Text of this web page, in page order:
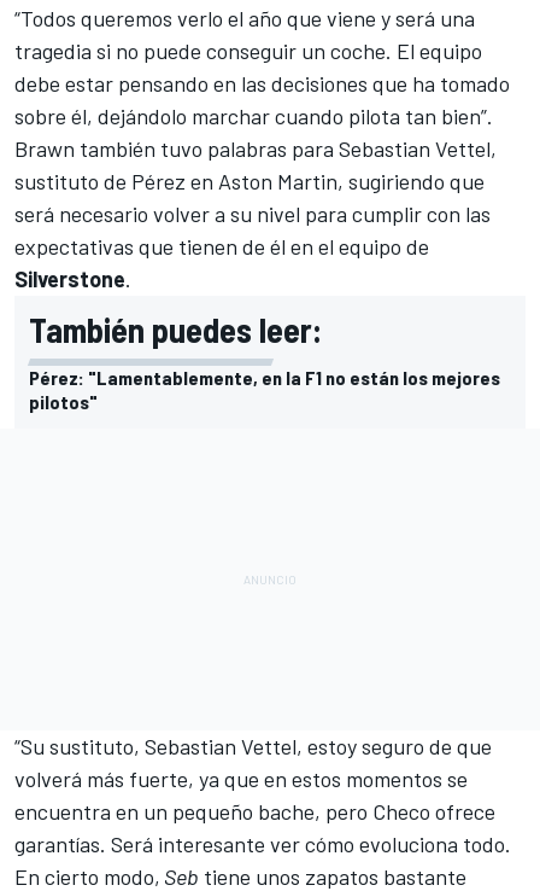
“Todos queremos verlo el año que viene y será una
tragedia si no puede conseguir un coche. El equipo
debe estar pensando en las decisiones que ha tomado
sobre él, dejándolo marchar cuando pilota tan bien”.
Brawn también tuvo palabras para Sebastian Vettel,
sustituto de Pérez en Aston Martin, sugiriendo que
será necesario volver a su nivel para cumplir con las
expectativas que tienen de él en el equipo de
Silverstone.
También puedes leer:
Pérez: "Lamentablemente, en la F1 no están los mejores
pilotos"
“Su sustituto, Sebastian Vettel, estoy seguro de que
volverá más fuerte, ya que en estos momentos se
encuentra en un pequeño bache, pero Checo ofrece
garantías. Será interesante ver cómo evoluciona todo.
En cierto modo, Seb tiene unos zapatos bastante